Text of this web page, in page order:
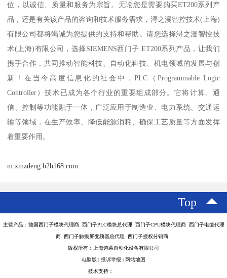
位，以诚信、质量和服务为宗旨。无论您是需要购买ET200系列产
品，还是有关该产品的咨询和技术服务需求，浔之漫智控技术(上海)
有限公司都将竭诚为您提供的支持和帮助。请您选择浔之漫智控技
术(上海)有限公司，选择SIEMENS西门子 ET200系列产品，让我们
携手合作，共同推动智能科技、自动化科技、机电领域的发展与创
新！在当今高度信息化的社会中，PLC（Programmable Logic
Controller）技术已成为各个行业的重要组成部分。它将计算、通
信、控制等功能融于一体，广泛应用于制造业、电力系统、交通运
输等领域，在生产效率、降低能源消耗、确保工艺质量等方面发挥
着重要作用。
m.xmzdeng.b2b168.com
Top
主营产品：德国西门子模块代理商 西门子PLC模块总代理 西门子CPU模块代理商 西门子电缆代理
商 西门子触摸屏变频器总代理 西门子授权分销商
版权所有：上海诗幕自动化设备有限公司
电脑版 | 投诉举报 | 网站地图
技术支持：